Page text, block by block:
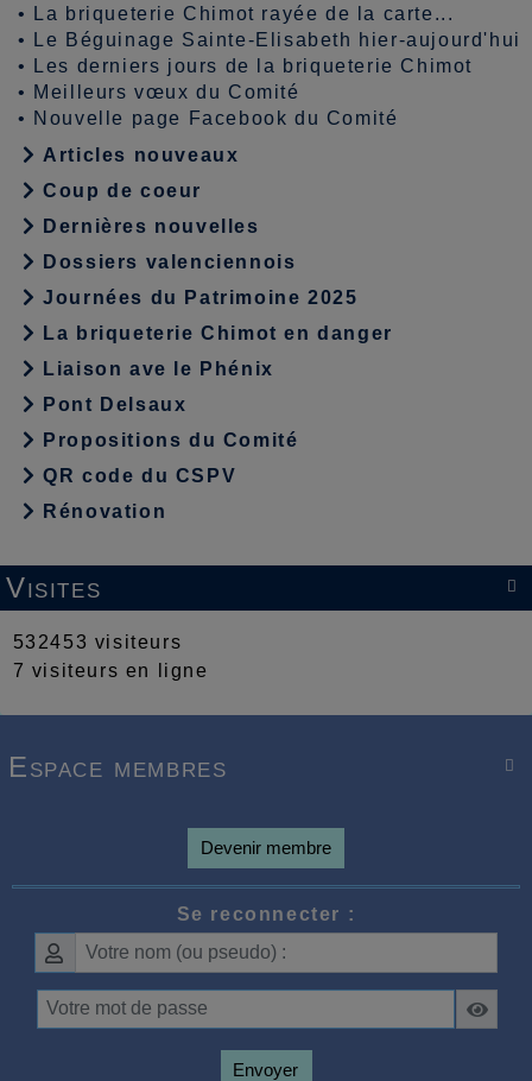
•
La briqueterie Chimot rayée de la carte...
•
Le Béguinage Sainte-Elisabeth hier-aujourd'hui
•
Les derniers jours de la briqueterie Chimot
• Meilleurs vœux du Comité
• Nouvelle page Facebook du Comité
Articles nouveaux
Coup de coeur
Dernières nouvelles
Dossiers valenciennois
Journées du Patrimoine 2025
La briqueterie Chimot en danger
Liaison ave le Phénix
Pont Delsaux
Propositions du Comité
QR code du CSPV
Rénovation

Visites
532453 visiteurs
7 visiteurs en ligne

Espace membres
Devenir membre
Se reconnecter :
Envoyer